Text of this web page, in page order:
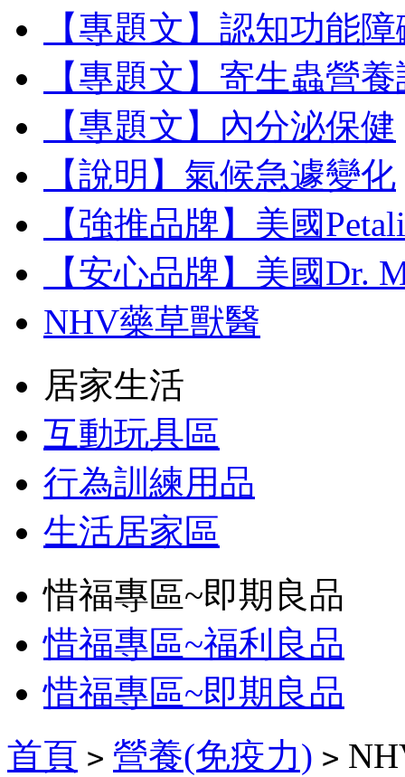
【專題文】認知功能
【專題文】寄生蟲營
【專題文】內分泌保健
【說明】氣候急遽變化
【強推品牌】美國
【安心品牌】美國Dr.
NHV藥草獸醫
居家生活
互動玩具區
行為訓練用品
生活居家區
惜福專區~即期良品
惜福專區~福利良品
惜福專區~即期良品
首頁 > 營養(免疫力) >